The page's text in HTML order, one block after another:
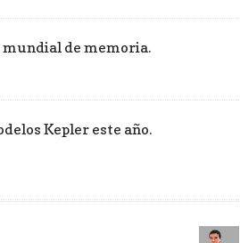
mundial de memoria.
Kepler este año.